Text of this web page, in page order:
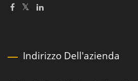
Indirizzo Dell'azienda